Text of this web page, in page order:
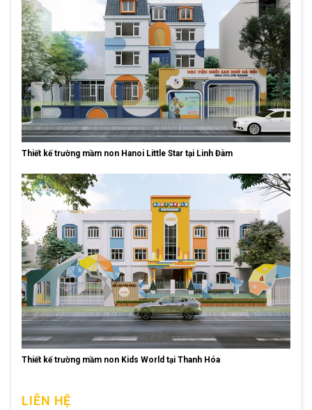
Thiết kế trường mầm non Hanoi Little Star tại Linh Đàm
Thiết kế trường mầm non Kids World tại Thanh Hóa
LIÊN HỆ